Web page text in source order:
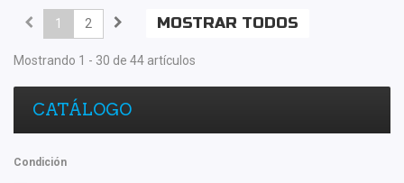
MOSTRAR TODOS
1 2
Mostrando 1 - 30 de 44 artículos
CATÁLOGO
Condición